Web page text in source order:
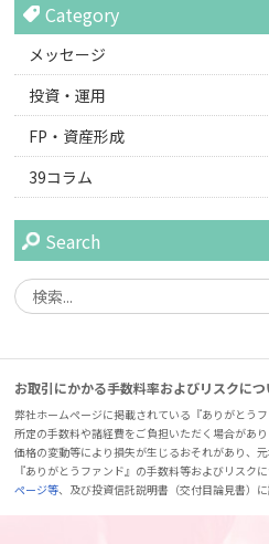
Category
メッセージ
投資・運用
FP・資産形成
39コラム
Search
お取引にかかる手数料率およびリスクにつ
弊社ホームページに掲載されている『ありがとう
所定の手数料や諸経費をご負担いただく場合があ
価格の変動等により損失が生じるおそれがあり、
『ありがとうファンド』の手数料等およびリスク
ページ等、及び投資信託説明書（交付目論見書）